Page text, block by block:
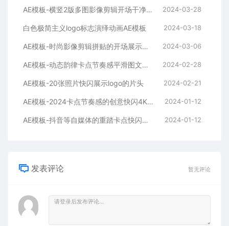
AE模板-横竖2版多图影像剪辑开场干净平滑时尚片头 2024-03-28
白色极简主义logo标志演绎动画AE模板 2024-03-18
AE模板-时尚影像剪辑拼贴的开场展示片头 2024-03-06
AE模板-动态韵律卡点节奏感平滑图文拼贴宣传片头 2024-02-28
AE模板-20张照片快闪展示logo的片头 2024-02-21
AE模板-2024卡点节奏感的创意快闪4K宣传片头 2024-01-12
AE模板-抖音等自媒体的重踏卡点快闪宣传开场 2024-01-12
发表评论 暂无评论